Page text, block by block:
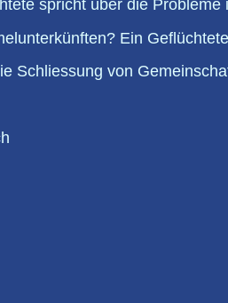
spricht über die Probleme
Ein
Schliessung von